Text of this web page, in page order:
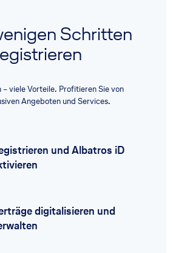
Schritten
– viele Vorteile. Profitieren Sie von
Angeboten und Services.
und Albatros iD
digitalisieren und